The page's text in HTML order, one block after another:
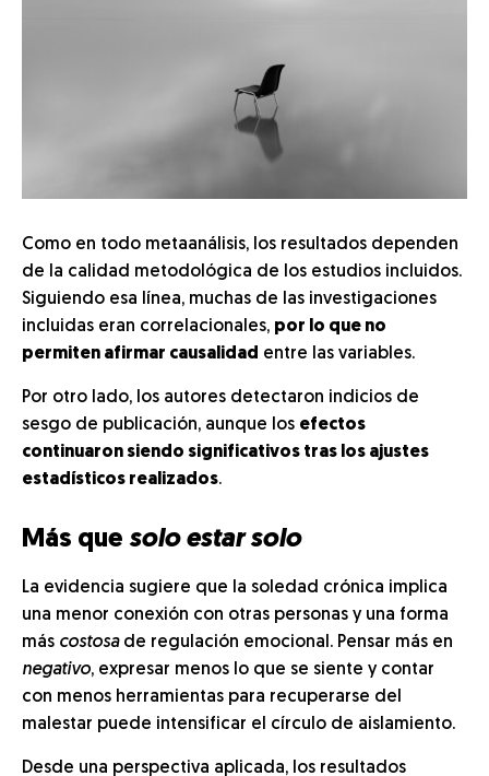
Como en todo metaanálisis, los resultados dependen
de la calidad metodológica de los estudios incluidos.
Siguiendo esa línea, muchas de las investigaciones
incluidas eran correlacionales, por lo que no
permiten afirmar causalidad entre las variables.
Por otro lado, los autores detectaron indicios de
sesgo de publicación, aunque los efectos
continuaron siendo significativos tras los ajustes
estadísticos realizados.
Más que solo estar solo
La evidencia sugiere que la soledad crónica implica
una menor conexión con otras personas y una forma
más costosade regulación emocional. Pensar más en
negativo, expresar menos lo que se siente y contar
con menos herramientas para recuperarse del
malestar puede intensificar el círculo de aislamiento.
Desde una perspectiva aplicada, los resultados